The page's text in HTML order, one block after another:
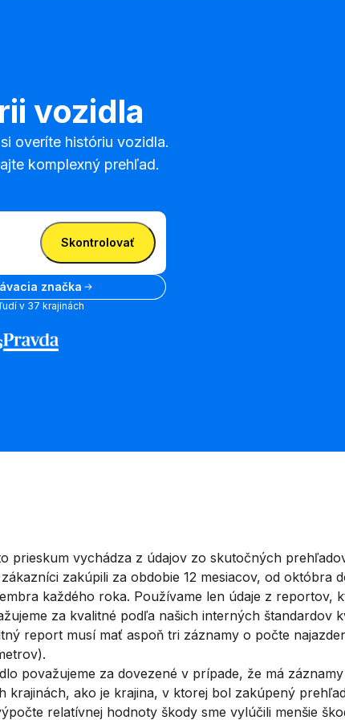
vozidla
overíte históriu vozidla.
komplexný prehľad.
Skontrolovať
značka
v 37 krajinách
prieskum vychádza z údajov zo skutočných
zákazníci zakúpili za obdobie 12 mesiacov, od októbra
každého roka. Používame len údaje z reportov,
za kvalitné podľa našich interných štandardov
report musí mať aspoň tri záznamy o počte
považujeme za dovezené v prípade, že má
krajinách, ako je krajina, v ktorej bol zakúpený
relatívnej hodnoty škody sme vylúčili menšie